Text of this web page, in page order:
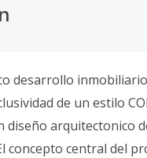
desarrollo
de un estilo
diseño arquitectonico
concepto central del